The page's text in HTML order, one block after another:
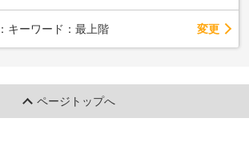
キーワード：最上階 変更
ページトップへ